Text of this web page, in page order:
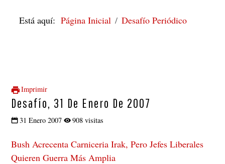
Está aquí:Página Inicial Desafío Periódico
Imprimir
Desafío, 31 De Enero De 2007
31 Enero 2007 908 visitas
Bush Acrecenta Carniceria Irak, Pero Jefes Liberales
Quieren Guerra Más Amplia